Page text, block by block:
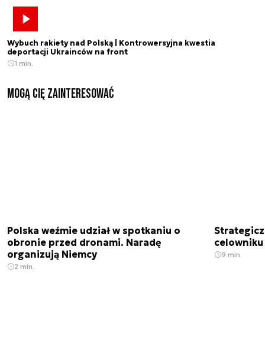
Wybuch rakiety nad Polską | Kontrowersyjna kwestia
deportacji Ukrainców na front
1 min.
Mogą Cię zainteresować
Polska weźmie udział w spotkaniu o
obronie przed dronami. Naradę
organizują Niemcy
2 min.
9 min.